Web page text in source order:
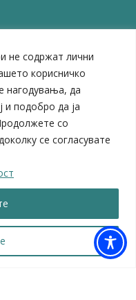
не содржат лични
корисничко
нагодувања, да
и подобро да ја
со
се согласувате
самоуправа
регион